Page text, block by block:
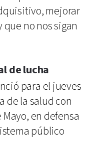
mejorar
no nos sigan
de lucha
para el jueves
de la salud con
en defensa
público